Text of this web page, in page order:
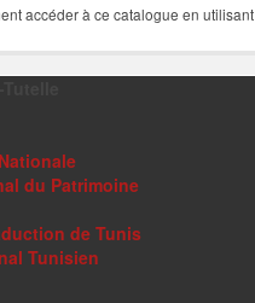
accéder à ce catalogue en utilisant
du Patrimoine
de Tunis
Tunisien